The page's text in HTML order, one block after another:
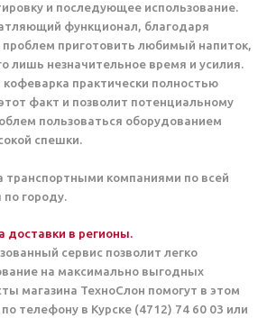
и последующее использование.
функционал, благодаря
приготовить любимый напиток,
лишь незначительное время и усилия.
практически полностью
факт и позволит потенциальному
пользоваться оборудованием
спешки.
транспортными компаниями по всей
по городу.
доставки в регионы.
сервис позволит легко
на максимально выгодных
магазина ТехноСлон помогут в этом
телефону в Курске (4712) 74 60 03 или